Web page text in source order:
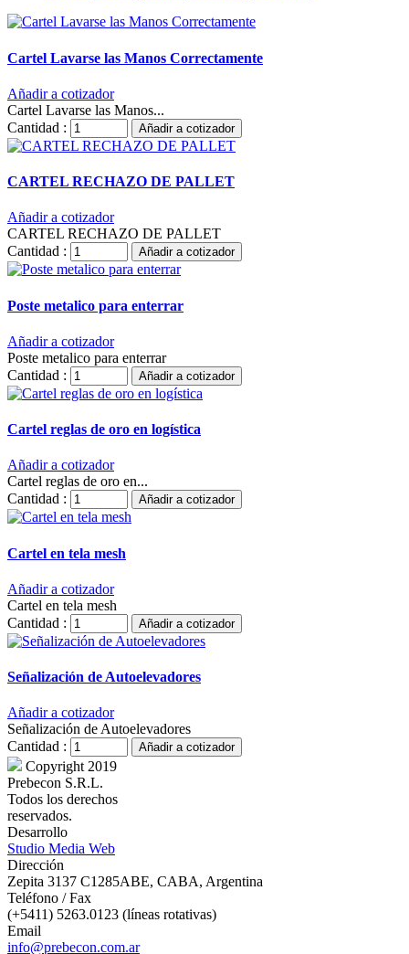
Cartel Lavarse las Manos Correctamente
Añadir a cotizador
Cartel Lavarse las Manos...
Cantidad :
Añadir a cotizador
CARTEL RECHAZO DE PALLET
Añadir a cotizador
CARTEL RECHAZO DE PALLET
Cantidad :
Añadir a cotizador
Poste metalico para enterrar
Añadir a cotizador
Poste metalico para enterrar
Cantidad :
Añadir a cotizador
Cartel reglas de oro en logística
Añadir a cotizador
Cartel reglas de oro en...
Cantidad :
Añadir a cotizador
Cartel en tela mesh
Añadir a cotizador
Cartel en tela mesh
Cantidad :
Añadir a cotizador
Señalización de Autoelevadores
Añadir a cotizador
Señalización de Autoelevadores
Cantidad :
Añadir a cotizador
Copyright 2019
Prebecon S.R.L.
Todos los derechos
reservados.
Desarrollo
Studio Media Web
Dirección
Zepita 3137 C1285ABE, CABA, Argentina
Teléfono / Fax
(+5411) 5263.0123 (líneas rotativas)
Email
info@prebecon.com.ar